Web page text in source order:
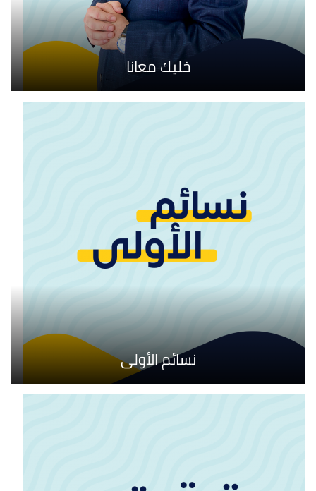
خليك معانا
نسائم الأولى